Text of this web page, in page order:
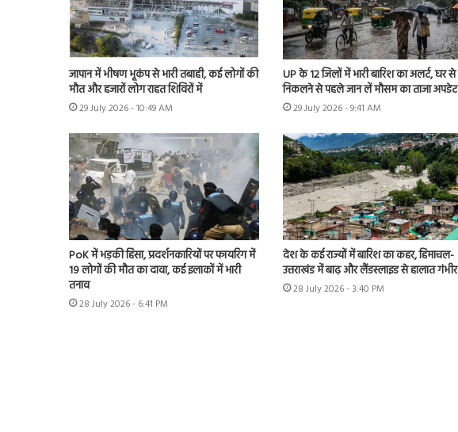
जापान में भीषण भूकंप से भारी तबाही, कई लोगों की
मौत और हजारों लोग राहत शिविरों में
29 July 2026 - 10:49 AM
UP के 12 जिलों में भारी बारिश का अलर्ट, घर से
निकलने से पहले जान लें मौसम का ताजा अपडेट
29 July 2026 - 9:41 AM
PoK में भड़की हिंसा, प्रदर्शनकारियों पर फायरिंग में
19 लोगों की मौत का दावा, कई इलाकों में भारी
तनाव
28 July 2026 - 6:41 PM
देश के कई राज्यों में बारिश का कहर, हिमाचल-
उत्तराखंड में बाढ़ और लैंडस्लाइड से हालात गंभीर
28 July 2026 - 3:40 PM